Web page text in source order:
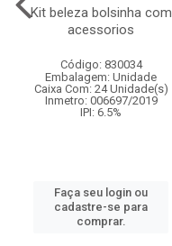
Kit beleza bolsinha com
acessorios
Código: 830034
Embalagem: Unidade
Caixa Com: 24 Unidade(s)
Inmetro: 006697/2019
IPI: 6.5%
Faça seu login ou
cadastre-se para
comprar.